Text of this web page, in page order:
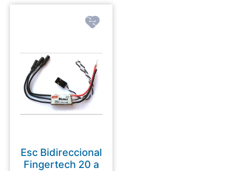
Esc Bidireccional
Fingertech 20 a